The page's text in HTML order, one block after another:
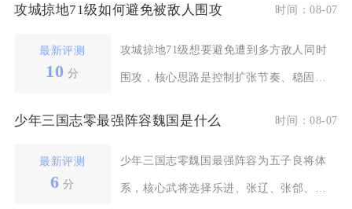
攻城掠地71级如何避免被敌人围攻 时间：08-07
最新评测
10 分
攻城掠地71级想要避免遭到多方敌人同时
围攻，核心思路是控制扩张节奏、稳固前
少年三国志零最强阵容魏国是什么 时间：08-07
最新评测
6 分
少年三国志零魏国最强阵容为五子良将体
系，核心武将选择乐进、张辽、张郃、徐